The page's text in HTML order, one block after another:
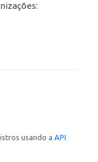
usando a API